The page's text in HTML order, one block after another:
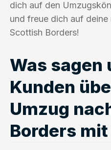
dich auf den
und freue dich auf deine
Scottish Borders!
Was sagen
Kunden
Umzug
Borders